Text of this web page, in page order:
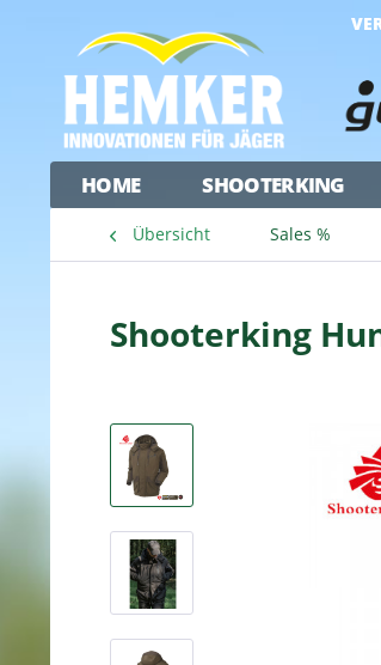
HOME SHOOTERKING
Übersicht Sales %
Shooterking